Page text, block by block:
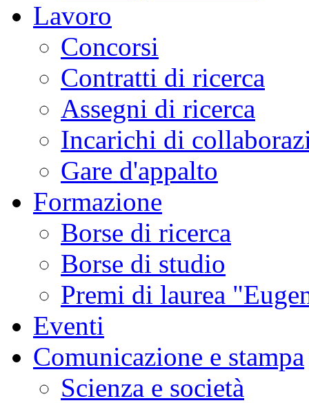
Lavoro
Concorsi
Contratti di ricerca
Assegni di ricerca
Incarichi di
Gare d'appalto
Formazione
Borse di ricerca
Borse di studio
Premi di laurea
Eventi
Comunicazione e stampa
Scienza e società